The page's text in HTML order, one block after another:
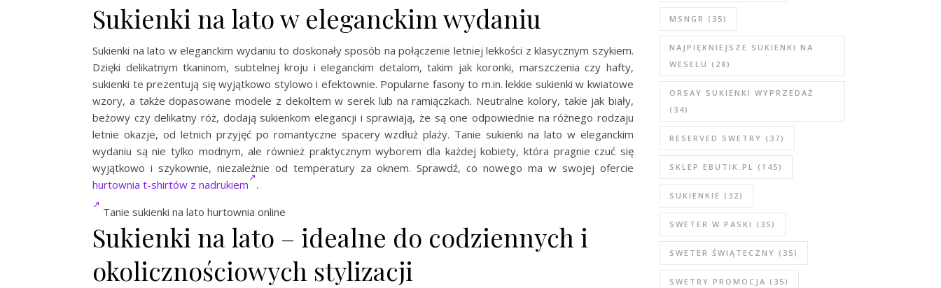
Sukienki na lato w eleganckim wydaniu
Sukienki na lato w eleganckim wydaniu to doskonały sposób na połączenie letniej lekkości z klasycznym szykiem.
Dzięki delikatnym tkaninom, subtelnej kroju i eleganckim detalom, takim jak koronki, marszczenia czy hafty,
sukienki te prezentują się wyjątkowo stylowo i efektownie. Popularne fasony to m.in. lekkie sukienki w kwiatowe
wzory, a także dopasowane modele z dekoltem w serek lub na ramiączkach. Neutralne kolory, takie jak biały,
beżowy czy delikatny róż, dodają sukienkom elegancji i sprawiają, że są one odpowiednie na różnego rodzaju
letnie okazje, od letnich przyjęć po romantyczne spacery wzdłuż plaży. Tanie sukienki na lato w eleganckim
wydaniu są nie tylko modnym, ale również praktycznym wyborem dla każdej kobiety, która pragnie czuć się
wyjątkowo i szykownie, niezależnie od temperatury za oknem. Sprawdź, co nowego ma w swojej ofercie
hurtownia t-shirtów z nadrukiem
.
Tanie sukienki na lato hurtownia online
Sukienki na lato – idealne do codziennych i
okolicznościowych stylizacji
MSNGR (35)
NAJPIĘKNIEJSZE SUKIENKI NA
WESELU (28)
ORSAY SUKIENKI WYPRZEDAŻ
(34)
RESERVED SWETRY (37)
SKLEP EBUTIK.PL (145)
SUKIENKIE (32)
SWETER W PASKI (35)
SWETER ŚWIĄTECZNY (35)
SWETRY PROMOCJA (35)